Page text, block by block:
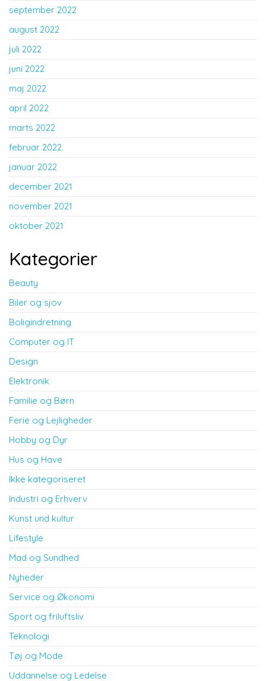
september 2022
august 2022
juli 2022
juni 2022
maj 2022
april 2022
marts 2022
februar 2022
januar 2022
december 2021
november 2021
oktober 2021
Kategorier
Beauty
Biler og sjov
Boligindretning
Computer og IT
Design
Elektronik
Familie og Børn
Ferie og Lejligheder
Hobby og Dyr
Hus og Have
Ikke kategoriseret
Industri og Erhverv
Kunst und kultur
Lifestyle
Mad og Sundhed
Nyheder
Service og Økonomi
Sport og friluftsliv
Teknologi
Tøj og Mode
Uddannelse og Ledelse